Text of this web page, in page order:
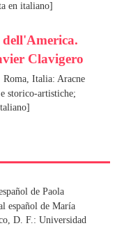
en italiano]
Clavigero
Roma, Italia: Aracne
storico-artistiche;
de Paola
español de María
D. F.: Universidad